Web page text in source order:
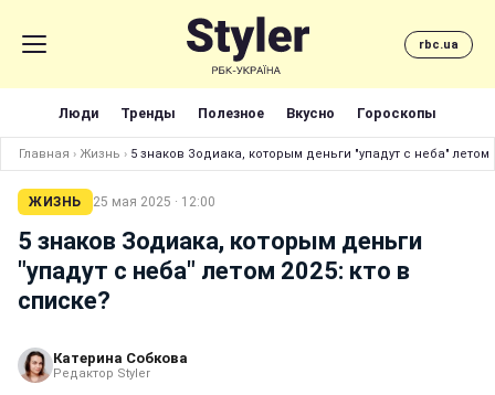
rbc.ua
Люди Тренды Полезное Вкусно Гороскопы
Главная › Жизнь › 5 знаков Зодиака, которым деньги "упадут с неба" летом
ЖИЗНЬ 25 мая 2025 · 12:00
5 знаков Зодиака, которым деньги
"упадут с неба" летом 2025: кто в
списке?
Катерина Собкова
Редактор Styler